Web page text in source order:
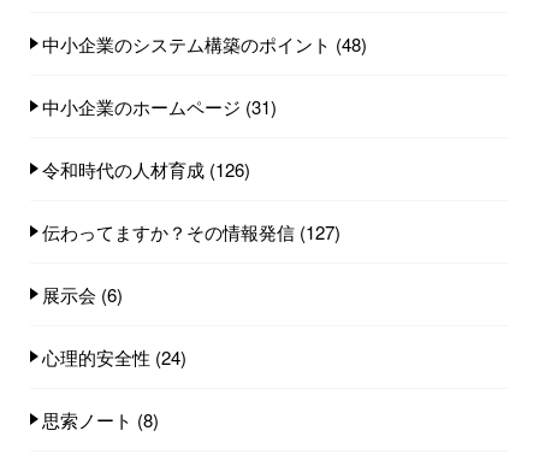
中小企業のシステム構築のポイント (48)
中小企業のホームページ (31)
令和時代の人材育成 (126)
伝わってますか？その情報発信 (127)
展示会 (6)
心理的安全性 (24)
思索ノート (8)